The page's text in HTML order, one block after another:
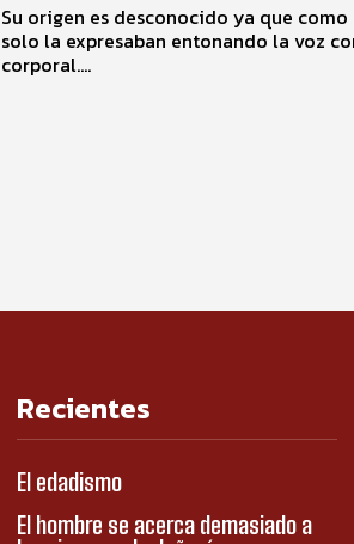
Su origen es desconocido ya que
solo la expresaban entonando la voz
corporal....
Recientes
El edadismo
El hombre se acerca demasiado a